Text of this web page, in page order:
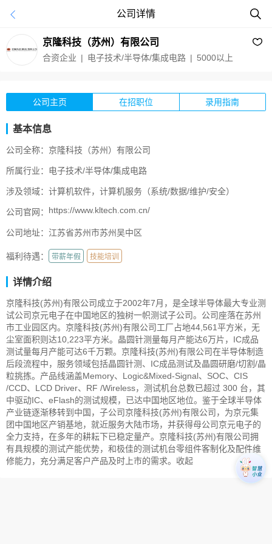
公司详情
京隆科技（苏州）有限公司
合资企业 | 电子技术/半导体/集成电路 | 5000以上
公司主页 在招职位 录用指南
基本信息
公司全称： 京隆科技（苏州）有限公司
所属行业： 电子技术/半导体/集成电路
涉及领域： 计算机软件，计算机服务（系统/数据/维护/安全）
公司官网： https://www.kltech.com.cn/
公司地址： 江苏省苏州市苏州吴中区
福利待遇： 带薪年假 技能培训
详情介绍
京隆科技(苏州)有限公司成立于2002年7月，是全球半导体最大专业测
试公司京元电子在中国地区的独树一帜测试子公司。公司座落在苏州
市工业园区内。京隆科技(苏州)有限公司工厂占地44,561平方米，无
尘室面积则达10,223平方米。晶圆针测量每月产能达6万片，IC成品
测试量每月产能可达6千万颗。京隆科技(苏州)有限公司在半导体制造
后段流程中，服务领域包括晶圆针测、IC成品测试及晶圆研磨/切割/晶
粒挑拣。产品线涵盖Memory、Logic&Mixed-Signal、SOC、CIS
/CCD、LCD Driver、RF /Wireless，测试机台总数已超过 300 台，其
中驱动IC、eFlash的测试规模，已达中国地区地位。鉴于全球半导体
产业链逐渐移转到中国，子公司京隆科技(苏州)有限公司，为京元集
团中国地区产销基地，就近服务大陆市场，并获得母公司京元电子的
全力支持，在多年的耕耘下已稳定量产。京隆科技(苏州)有限公司拥
有具规模的测试产能优势，和极佳的测试机台零组件客制化及配件维
修能力，充分满足客户产品及时上市的需求。收起